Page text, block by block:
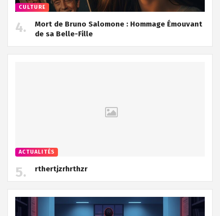
CULTURE
Mort de Bruno Salomone : Hommage Émouvant
de sa Belle-Fille
ACTUALITÉS
rthertjzrhrthzr